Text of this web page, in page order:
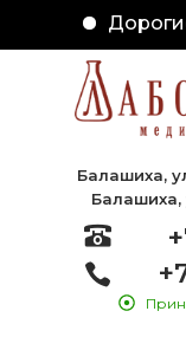
Дорогие
Балашиха,
Балашиха,